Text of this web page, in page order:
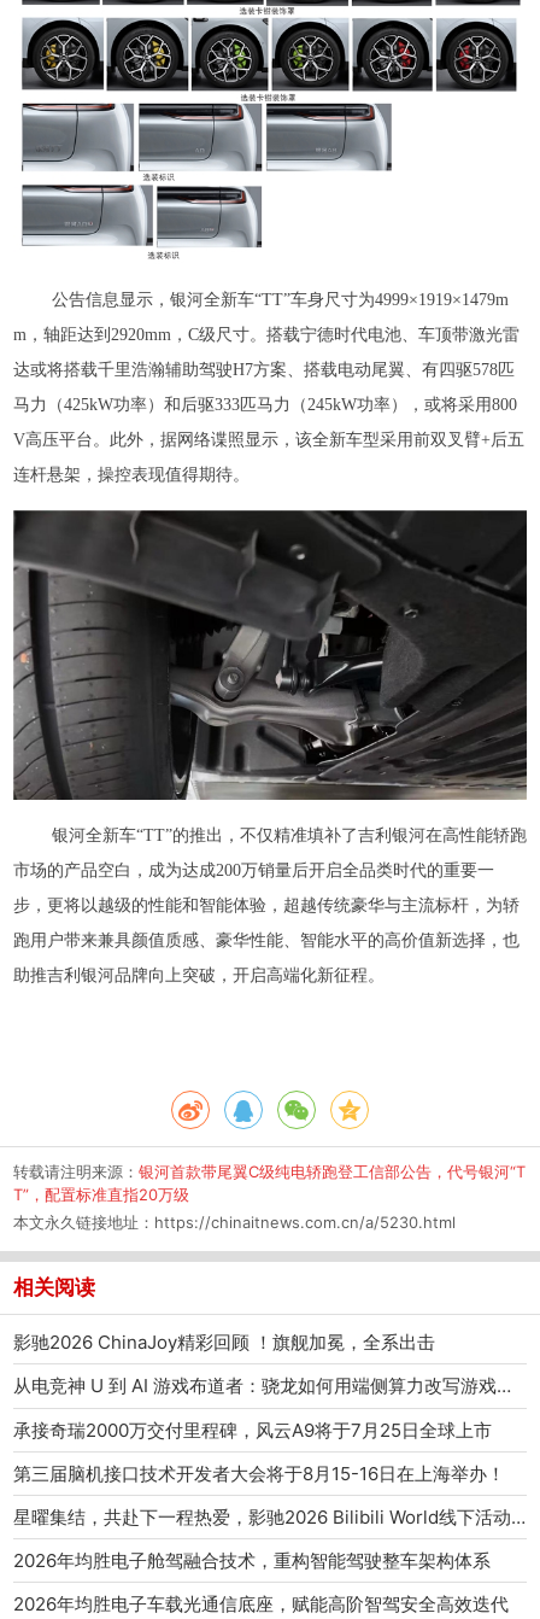
公告信息显示，银河全新车“TT”车身尺寸为4999×1919×1479m
m，轴距达到2920mm，C级尺寸。搭载宁德时代电池、车顶带激光雷
达或将搭载千里浩瀚辅助驾驶H7方案、搭载电动尾翼、有四驱578匹
马力（425kW功率）和后驱333匹马力（245kW功率），或将采用800
V高压平台。此外，据网络谍照显示，该全新车型采用前双叉臂+后五
连杆悬架，操控表现值得期待。
银河全新车“TT”的推出，不仅精准填补了吉利银河在高性能轿跑
市场的产品空白，成为达成200万销量后开启全品类时代的重要一
步，更将以越级的性能和智能体验，超越传统豪华与主流标杆，为轿
跑用户带来兼具颜值质感、豪华性能、智能水平的高价值新选择，也
助推吉利银河品牌向上突破，开启高端化新征程。
转载请注明来源： 银河首款带尾翼C级纯电轿跑登工信部公告，代号银河“T
T”，配置标准直指20万级
本文永久链接地址： https://chinaitnews.com.cn/a/5230.html
相关阅读
影驰2026 ChinaJoy精彩回顾 ！旗舰加冕，全系出击
从电竞神 U 到 AI 游戏布道者：骁龙如何用端侧算力改写游戏产业范式
承接奇瑞2000万交付里程碑，风云A9将于7月25日全球上市
第三届脑机接口技术开发者大会将于8月15-16日在上海举办！
星曜集结，共赴下一程热爱，影驰2026 Bilibili World线下活动圆满结束
2026年均胜电子舱驾融合技术，重构智能驾驶整车架构体系
2026年均胜电子车载光通信底座，赋能高阶智驾安全高效迭代